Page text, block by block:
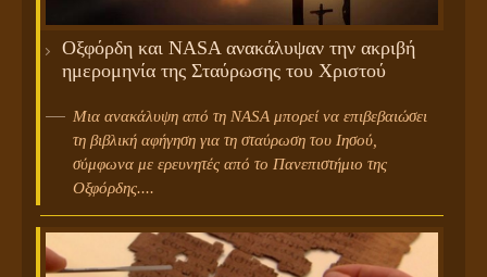
Οξφόρδη και NASA ανακάλυψαν την ακριβή
ημερομηνία της Σταύρωσης του Χριστού
Μια ανακάλυψη από τη NASA μπορεί να επιβεβαιώσει
τη βιβλική αφήγηση για τη σταύρωση του Ιησού,
σύμφωνα με ερευνητές από το Πανεπιστήμιο της
Οξφόρδης....